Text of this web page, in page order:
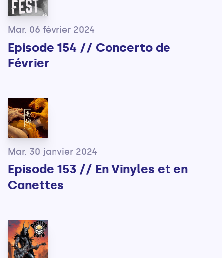
Mar. 06 février 2024
Episode 154 // Concerto de
Février
Mar. 30 janvier 2024
Episode 153 // En Vinyles et en
Canettes